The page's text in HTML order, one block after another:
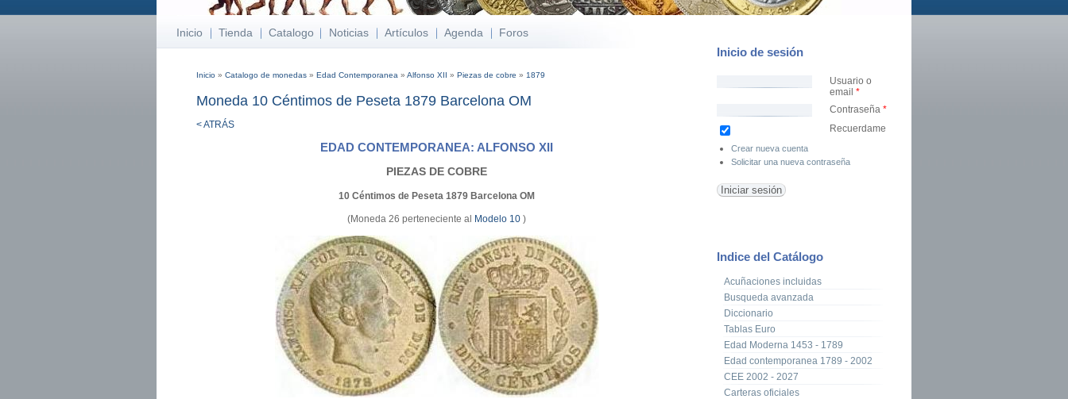
Inicio Tienda Catalogo Noticias Artículos Agenda Foros
Inicio » Catalogo de monedas » Edad Contemporanea » Alfonso XII » Piezas de cobre » 1879
Moneda 10 Céntimos de Peseta 1879 Barcelona OM
< ATRÁS
EDAD CONTEMPORANEA: ALFONSO XII
PIEZAS DE COBRE
10 Céntimos de Peseta 1879 Barcelona OM
(Moneda 26 perteneciente al Modelo 10 )
Inicio de sesión
Usuario o
email *
Contraseña *
Recuerdame
Crear nueva cuenta
Solicitar una nueva contraseña
Indice del Catálogo
Acuñaciones incluidas
Busqueda avanzada
Diccionario
Tablas Euro
Edad Moderna 1453 - 1789
Edad contemporanea 1789 - 2002
CEE 2002 - 2027
Carteras oficiales